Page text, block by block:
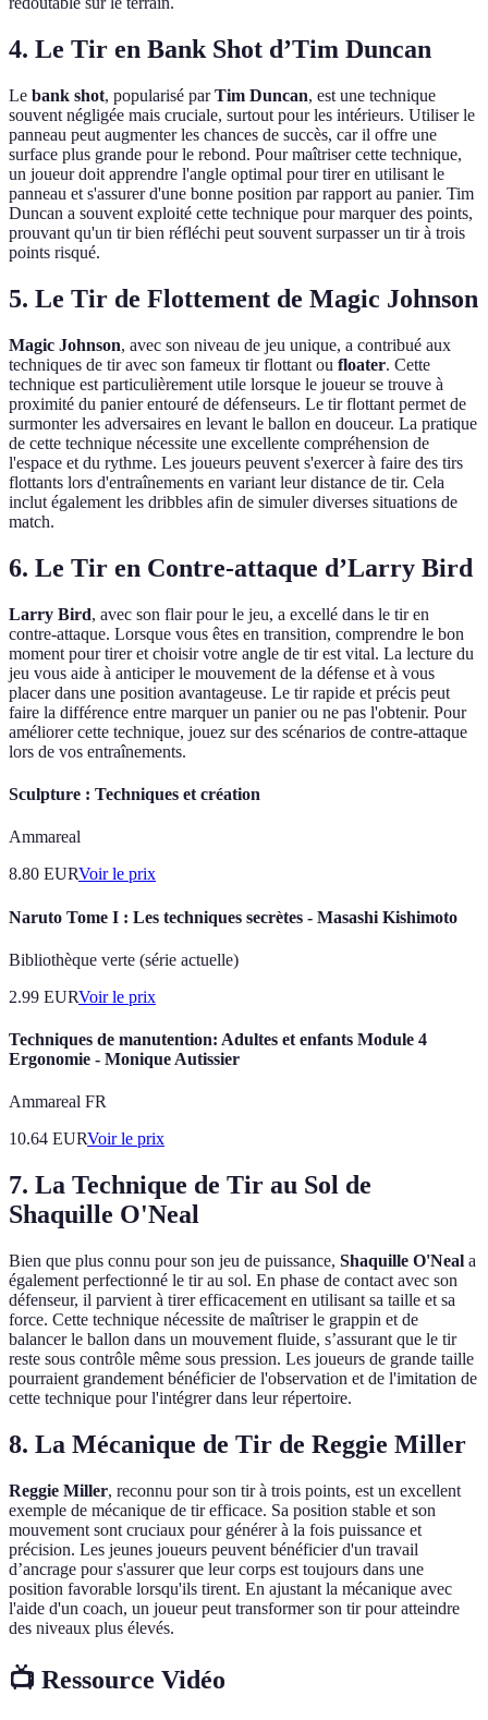
4. Le Tir en Bank Shot d’Tim Duncan
Le bank shot, popularisé parTim Duncan, est une technique
souvent négligée mais cruciale, surtout pour les intérieurs. Utiliser le
panneau peut augmenter les chances de succès, car il offre une
surface plus grande pour le rebond. Pour maîtriser cette technique,
un joueur doit apprendre l'angle optimal pour tirer en utilisant le
panneau et s'assurer d'une bonne position par rapport au panier. Tim
Duncan a souvent exploité cette technique pour marquer des points,
prouvant qu'un tir bien réfléchi peut souvent surpasser un tir à trois
points risqué.
5. Le Tir de Flottement de Magic Johnson
Magic Johnson, avec son niveau de jeu unique, a contribué aux
techniques de tir avec son fameux tir flottant ou floater. Cette
technique est particulièrement utile lorsque le joueur se trouve à
proximité du panier entouré de défenseurs. Le tir flottant permet de
surmonter les adversaires en levant le ballon en douceur. La pratique
de cette technique nécessite une excellente compréhension de
l'espace et du rythme. Les joueurs peuvent s'exercer à faire des tirs
flottants lors d'entraînements en variant leur distance de tir. Cela
inclut également les dribbles afin de simuler diverses situations de
match.
6. Le Tir en Contre-attaque d’Larry Bird
Larry Bird, avec son flair pour le jeu, a excellé dans le tir en
contre-attaque. Lorsque vous êtes en transition, comprendre le bon
moment pour tirer et choisir votre angle de tir est vital. La lecture du
jeu vous aide à anticiper le mouvement de la défense et à vous
placer dans une position avantageuse. Le tir rapide et précis peut
faire la différence entre marquer un panier ou ne pas l'obtenir. Pour
améliorer cette technique, jouez sur des scénarios de contre-attaque
lors de vos entraînements.
Sculpture : Techniques et création
Ammareal
8.80 EURVoir le prix
Naruto Tome I : Les techniques secrètes - Masashi Kishimoto
Bibliothèque verte (série actuelle)
2.99 EURVoir le prix
Techniques de manutention: Adultes et enfants Module 4
Ergonomie - Monique Autissier
Ammareal FR
10.64 EURVoir le prix
7. La Technique de Tir au Sol de
Shaquille O'Neal
Bien que plus connu pour son jeu de puissance, Shaquille O'Neal a
également perfectionné le tir au sol. En phase de contact avec son
défenseur, il parvient à tirer efficacement en utilisant sa taille et sa
force. Cette technique nécessite de maîtriser le grappin et de
balancer le ballon dans un mouvement fluide, s’assurant que le tir
reste sous contrôle même sous pression. Les joueurs de grande taille
pourraient grandement bénéficier de l'observation et de l'imitation de
cette technique pour l'intégrer dans leur répertoire.
8. La Mécanique de Tir de Reggie Miller
Reggie Miller, reconnu pour son tir à trois points, est un excellent
exemple de mécanique de tir efficace. Sa position stable et son
mouvement sont cruciaux pour générer à la fois puissance et
précision. Les jeunes joueurs peuvent bénéficier d'un travail
d’ancrage pour s'assurer que leur corps est toujours dans une
position favorable lorsqu'ils tirent. En ajustant la mécanique avec
l'aide d'un coach, un joueur peut transformer son tir pour atteindre
des niveaux plus élevés.
📺 Ressource Vidéo